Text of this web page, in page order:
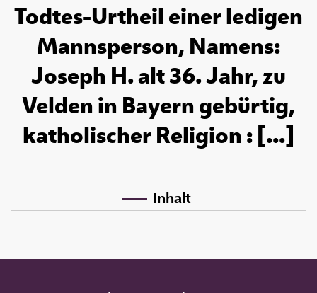
Todtes-Urtheil einer ledigen
Mannsperson, Namens:
Joseph H. alt 36. Jahr, zu
Velden in Bayern gebürtig,
katholischer Religion : [...]
Inhalt